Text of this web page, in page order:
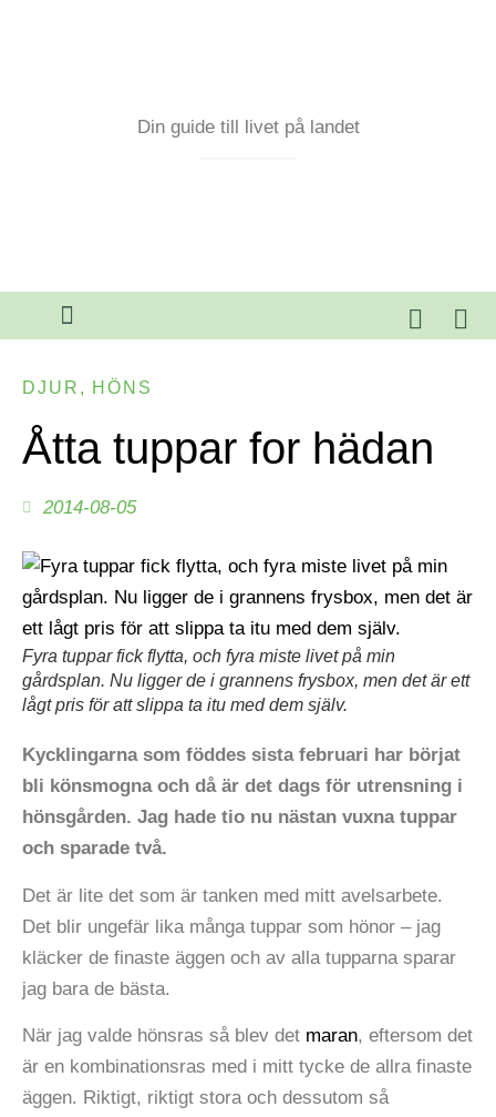
Din guide till livet på landet
DJUR , HÖNS
Åtta tuppar for hädan
2014-08-05
Fyra tuppar fick flytta, och fyra miste livet på min
gårdsplan. Nu ligger de i grannens frysbox, men det är ett
lågt pris för att slippa ta itu med dem själv.
Kycklingarna som föddes sista februari har börjat
bli könsmogna och då är det dags för utrensning i
hönsgården. Jag hade tio nu nästan vuxna tuppar
och sparade två.
Det är lite det som är tanken med mitt avelsarbete.
Det blir ungefär lika många tuppar som hönor – jag
kläcker de finaste äggen och av alla tupparna sparar
jag bara de bästa.
När jag valde hönsras så blev det maran, eftersom det
är en kombinationsras med i mitt tycke de allra finaste
äggen. Riktigt, riktigt stora och dessutom så